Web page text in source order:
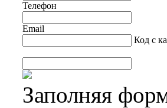
Телефон
Email
Код с
Заполняя